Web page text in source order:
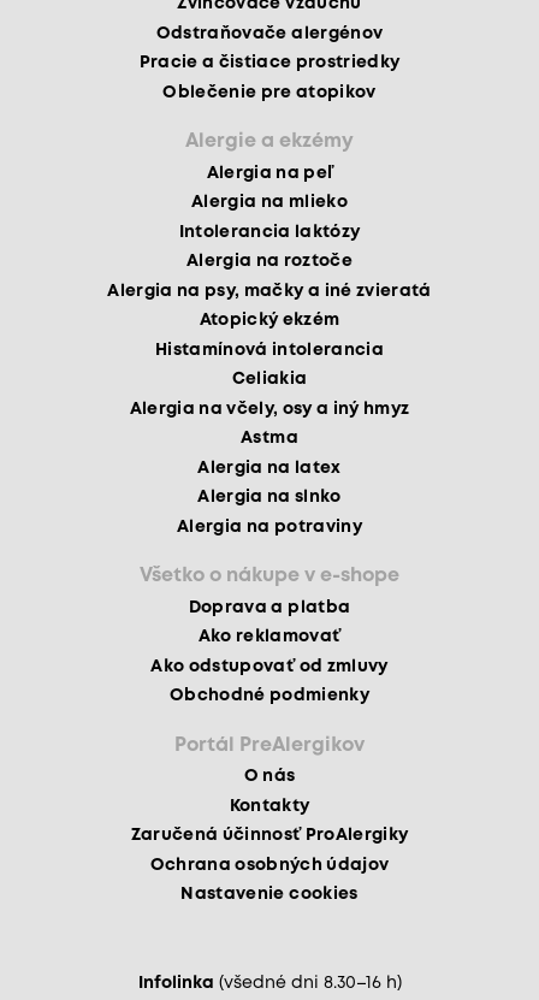
Zvlhčovače vzduchu
Odstraňovače alergénov
Pracie a čistiace prostriedky
Oblečenie pre atopikov
Alergie a ekzémy
Alergia na peľ
Alergia na mlieko
Intolerancia laktózy
Alergia na roztoče
Alergia na psy, mačky a iné zvieratá
Atopický ekzém
Histamínová intolerancia
Celiakia
Alergia na včely, osy a iný hmyz
Astma
Alergia na latex
Alergia na slnko
Alergia na potraviny
Všetko o nákupe v e-shope
Doprava a platba
Ako reklamovať
Ako odstupovať od zmluvy
Obchodné podmienky
Portál PreAlergikov
O nás
Kontakty
Zaručená účinnosť ProAlergiky
Ochrana osobných údajov
Nastavenie cookies
Infolinka (všedné dni 8.30–16 h)